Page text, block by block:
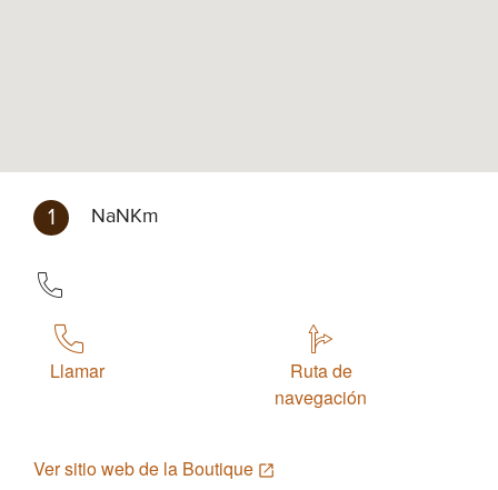
1 NaNKm
Llamar
Ruta de
navegación
Ver sitio web de la Boutique